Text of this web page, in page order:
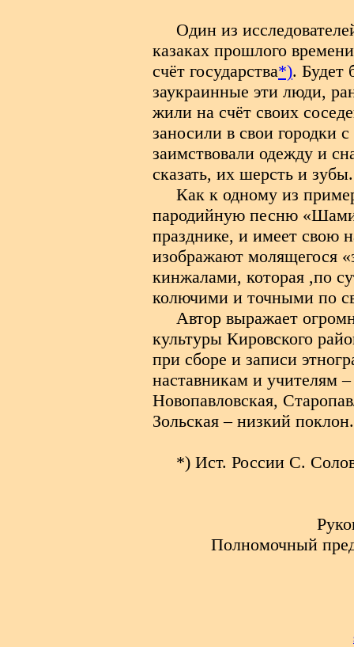
Один из
казаках прошлого
счёт государства*). Будет
заукраинные эти люди,
жили на счёт своих
заносили в свои городки
заимствовали одежду и
сказать, их шерсть
Как к одному из
пародийную песню
празднике, и имеет свою
изображают молящегося
кинжалами, которая ,по
колючими и точными по
Автор выражает
культуры Кировского
при сборе и записи
наставникам и учителям
Новопавловская,
Зольская – низкий поклон.
*) Ист. России С.
Полномочный